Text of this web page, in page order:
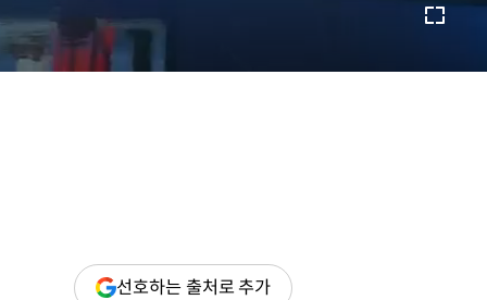
선호하는 출처로 추가(새